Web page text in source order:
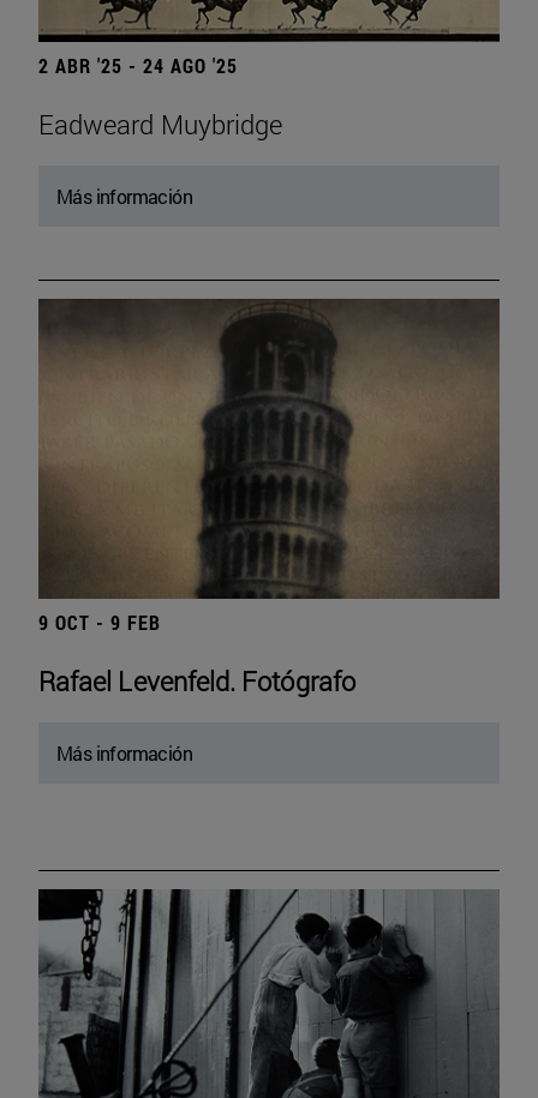
2 ABR '25 - 24 AGO '25
Eadweard Muybridge
Más información
9 OCT - 9 FEB
Rafael Levenfeld. Fotógrafo
Más información